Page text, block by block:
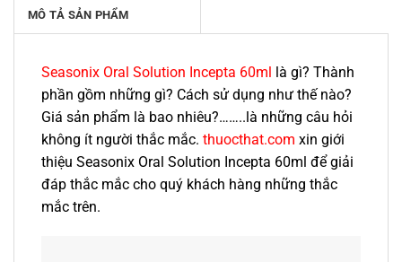
MÔ TẢ SẢN PHẨM
Seasonix Oral Solution Incepta 60ml là gì? Thành
phần gồm những gì? Cách sử dụng như thế nào?
Giá sản phẩm là bao nhiêu?……..là những câu hỏi
không ít người thắc mắc. thuocthat.com xin giới
thiệu Seasonix Oral Solution Incepta 60ml để giải
đáp thắc mắc cho quý khách hàng những thắc
mắc trên.